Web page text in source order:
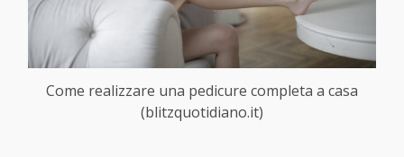
Come realizzare una pedicure completa a casa
(blitzquotidiano.it)